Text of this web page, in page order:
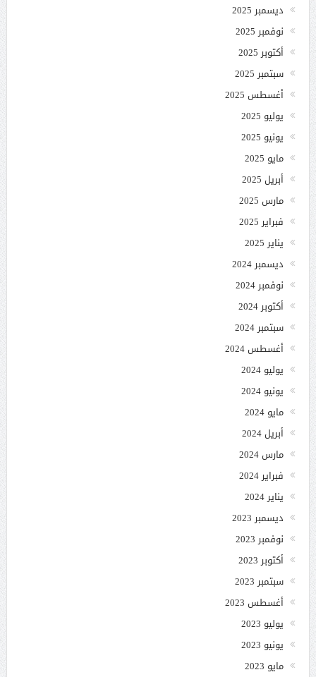
ديسمبر 2025
نوفمبر 2025
أكتوبر 2025
سبتمبر 2025
أغسطس 2025
يوليو 2025
يونيو 2025
مايو 2025
أبريل 2025
مارس 2025
فبراير 2025
يناير 2025
ديسمبر 2024
نوفمبر 2024
أكتوبر 2024
سبتمبر 2024
أغسطس 2024
يوليو 2024
يونيو 2024
مايو 2024
أبريل 2024
مارس 2024
فبراير 2024
يناير 2024
ديسمبر 2023
نوفمبر 2023
أكتوبر 2023
سبتمبر 2023
أغسطس 2023
يوليو 2023
يونيو 2023
مايو 2023